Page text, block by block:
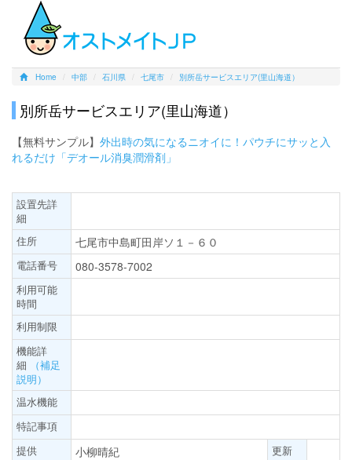
Home 中部 石川県 七尾市 別所岳サービスエリア(里山海道）
別所岳サービスエリア(里山海道）
【無料サンプル】 外出時の気になるニオイに！パウチにサッと入
れるだけ「デオール消臭潤滑剤」
設置先詳
細
住所
七尾市中島町田岸ソ１－６０
電話番号 080-3578-7002
利用可能
時間
利用制限
機能詳
細
（補足
説明）
温水機能
特記事項
提供
小柳晴紀 更新